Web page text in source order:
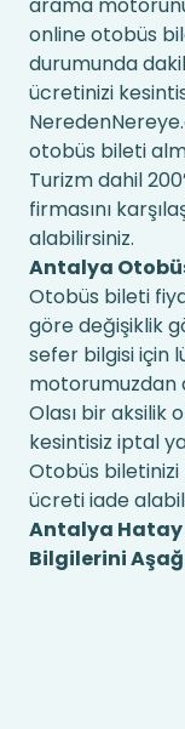
online otobüs
durumunda
ücretinizi
otobüs bileti
Turizm dahil
firmasını
alabilirsiniz.
Antalya
Otobüs bileti
göre değişiklik
sefer bilgisi için
motorumuzdan
Olası bir aksilik
kesintisiz iptal
Otobüs biletinizi
ücreti iade
Antalya Hatay
Bilgilerini